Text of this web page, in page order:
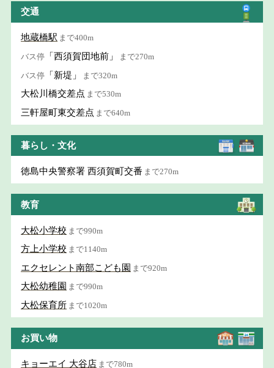
交通
地蔵橋駅 まで400m
バス停 「西須賀団地前」 まで270m
バス停 「新堤」 まで320m
大松川橋交差点 まで530m
三軒屋町東交差点 まで640m
暮らし・文化
徳島中央警察署 西須賀町交番 まで270m
教育
大松小学校 まで990m
方上小学校 まで1140m
エクセレント南部こども園 まで920m
大松幼稚園 まで990m
大松保育所 まで1020m
お買い物
キョーエイ 大谷店 まで780m